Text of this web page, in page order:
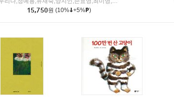
15,750원 (10% +5% )